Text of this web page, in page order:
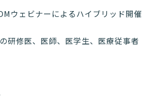
ウェビナーによるハイブリッド開催
研修医、医師、医学生、医療従事者